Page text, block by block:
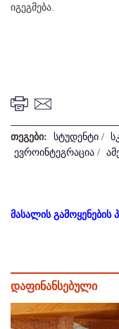
იგეგმება.
თეგები: სტუდენტი /
ევროინტეგრაცია /
მასალის გამოყენების
დაფინანსებული